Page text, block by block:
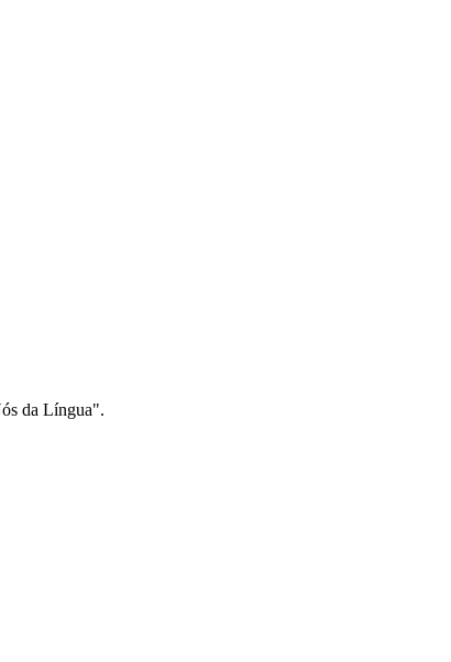
da Língua".